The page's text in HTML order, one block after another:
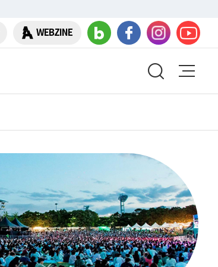
WEBZINE